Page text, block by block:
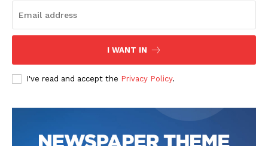
I WANT IN
I've read and accept the Privacy Policy.